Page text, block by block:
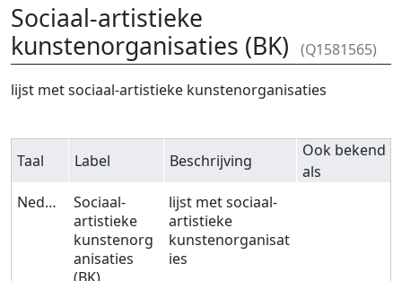
Sociaal-artistieke
kunstenorganisaties (BK)
(Q1581565)
Ga naar:navigatie,zoeken
lijst met sociaal-artistieke kunstenorganisaties
Taal Label Beschrijving
Ook bekend
als
Nederlands
Sociaal-
artistieke
kunstenorg
anisaties
lijst met sociaal-
artistieke
kunstenorganisat
ies